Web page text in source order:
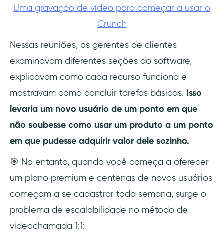
Uma gravação de vídeo para começar a usar o
Crunch
Nessas reuniões, os gerentes de clientes
examinavam diferentes seções do software,
explicavam como cada recurso funciona e
mostravam como concluir tarefas básicas. Isso
levaria um novo usuário de um ponto em que
não soubesse como usar um produto a um ponto
em que pudesse adquirir valor dele sozinho.
🎯 No entanto, quando você começa a oferecer
um plano premium e centenas de novos usuários
começam a se cadastrar toda semana, surge o
problema de escalabilidade no método de
videochamada 1:1: